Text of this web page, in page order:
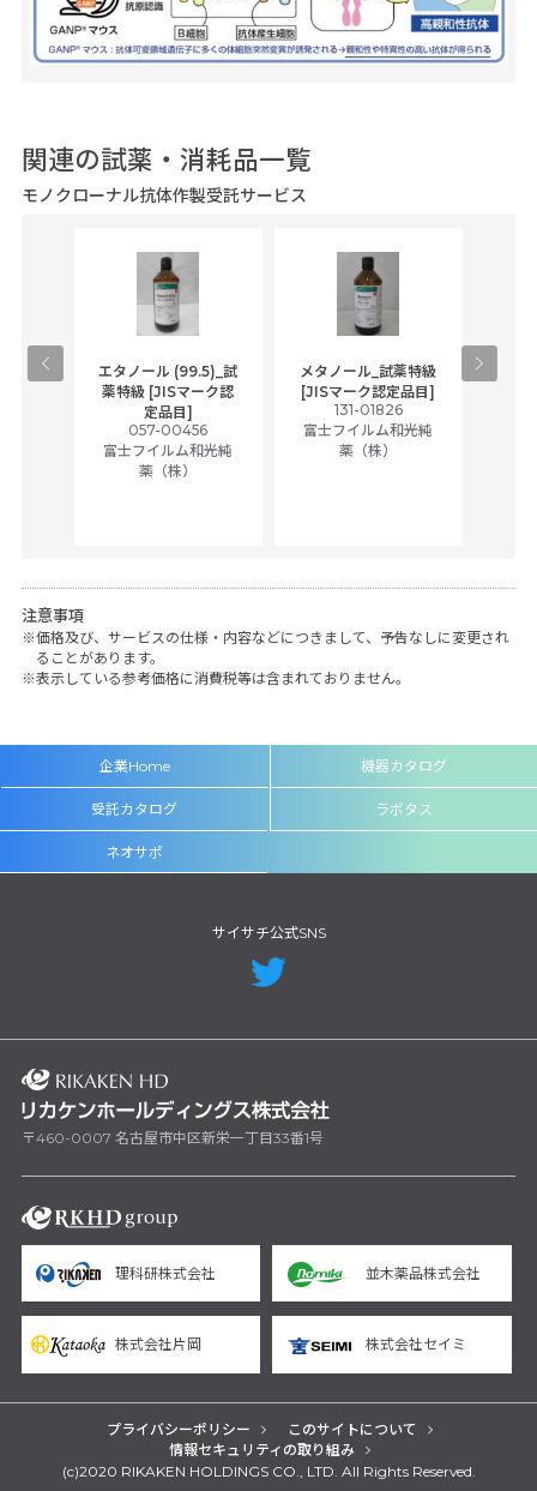
関連の試薬・消耗品一覧
モノクローナル抗体作製受託サービス
エタノール (99.5)_試
薬特級 [JISマーク認
定品目]
057-00456
富士フイルム和光純
薬（株）
メタノール_試薬特級
[JISマーク認定品目]
131-01826
富士フイルム和光純
薬（株）
注意事項
価格及び、サービスの仕様・内容などにつきまして、予告なしに変更され
ることがあります。
表示している参考価格に消費税等は含まれておりません。
企業Home 機器カタログ
受託カタログ ラボタス
ネオサポ
サイサチ公式SNS
〒460-0007 名古屋市中区新栄一丁目33番1号
理科研株式会社 並木薬品株式会社
株式会社片岡 株式会社セイミ
プライバシーポリシー
このサイトについて
情報セキュリティの取り組み
(c)2020 RIKAKEN HOLDINGS CO., LTD. All Rights Reserved.